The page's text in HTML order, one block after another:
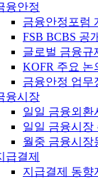
융안정
금융안정포럼
FSB BCBS 공
글로벌 금융규
KOFR 주요 논
금융안정 업무
융시장
일일 금융외환
일일 금융시장
월중 금융시장
급결제
지급결제 동향